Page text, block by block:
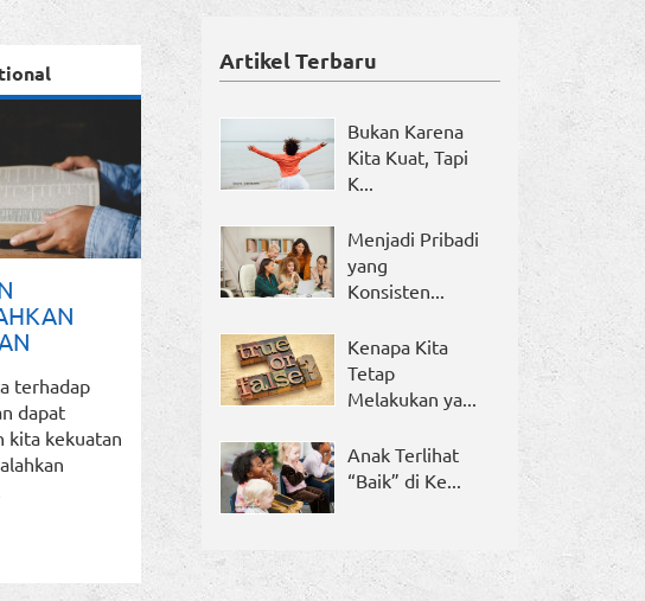
terhadap
dapat
kita kekuatan
Artikel Terbaru
Bukan Karena
Kita Kuat, Tapi
K...
Menjadi Pribadi
yang
Konsisten...
Kenapa Kita
Tetap
Melakukan ya...
Anak Terlihat
“Baik” di Ke...